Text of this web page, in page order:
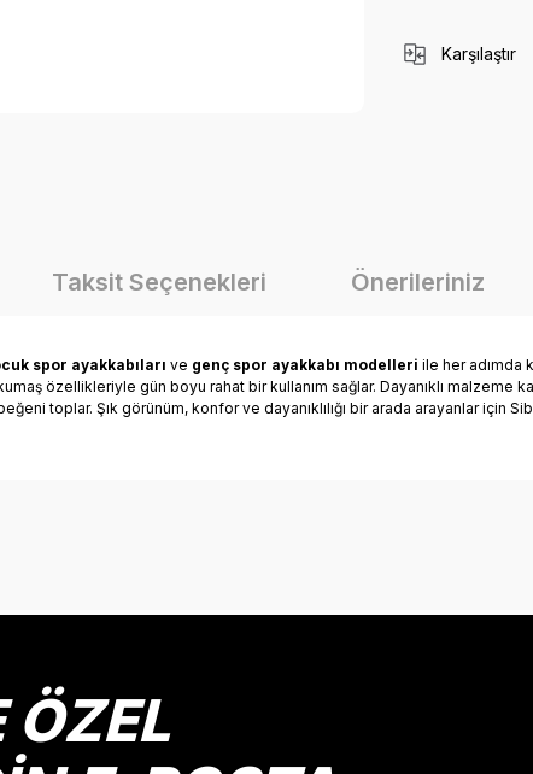
Karşılaştır
Taksit Seçenekleri Önerileriniz
spor ayakkabıları ve genç spor ayakkabı modelleri ile her adımda
özellikleriyle gün boyu rahat bir kullanım sağlar. Dayanıklı malzeme
toplar. Şık görünüm, konfor ve dayanıklılığı bir arada arayanlar için
ÖZEL